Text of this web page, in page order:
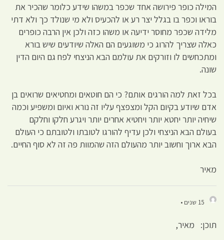
המילה כופר פירושה אחד שכפר במשהו שידע כלומר שהכיר את
בוראו וכפר בו בגלל יצר רע או להכעיס ולא מי שנולד כך ולא דתי
מלידה שכפר מחוסר ידיעה או משהו כזה ולכן אין הרבה כופרים
כאלה שצריך להרוג כי משוגעים הם האלה שיודעים שיש בורא
ומתכחשים לו וזורקים את עולמם הבא הניצחי לפח גם היום הדין
שונה.
בכל זאת למה הורגים אותם? כי הם חוטאים ומחטיאים שרואים בן
אדם שיודע בקיום הקל ומצפצף עליו זה נורא ואיום ומשפיע וכמה
שיחיה יותר יחטא יותר ויחטיא אחרים יותר ויגרע חלקו וחלקם
בעולם הבא הניצחי ולכן עדיף להורגו לטובתו ולטובתם כי העולם
הבא ארוך וחשוב יותר מהעולם הזה שהמוות פה זה לא סוף החיים.
מאיר
15 שנים •
תוכן: מאיר,